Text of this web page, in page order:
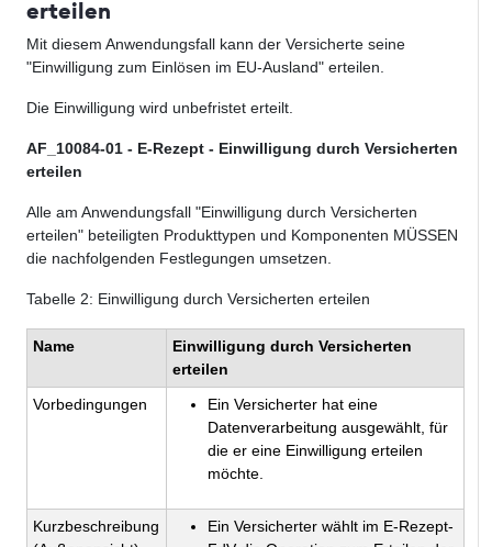
erteilen
Mit diesem Anwendungsfall kann der Versicherte seine
"Einwilligung zum Einlösen im EU-Ausland" erteilen.
Die Einwilligung wird unbefristet erteilt.
AF_10084-01 - E-Rezept - Einwilligung durch Versicherten
erteilen
Alle am Anwendungsfall "Einwilligung durch Versicherten
erteilen" beteiligten Produkttypen und Komponenten MÜSSEN
die nachfolgenden Festlegungen umsetzen.
Tabelle 2: Einwilligung durch Versicherten erteilen
Name
Einwilligung durch Versicherten
erteilen
Vorbedingungen
Ein Versicherter hat eine
Datenverarbeitung ausgewählt, für
die er eine Einwilligung erteilen
möchte.
Kurzbeschreibung
Ein Versicherter wählt im E-Rezept-